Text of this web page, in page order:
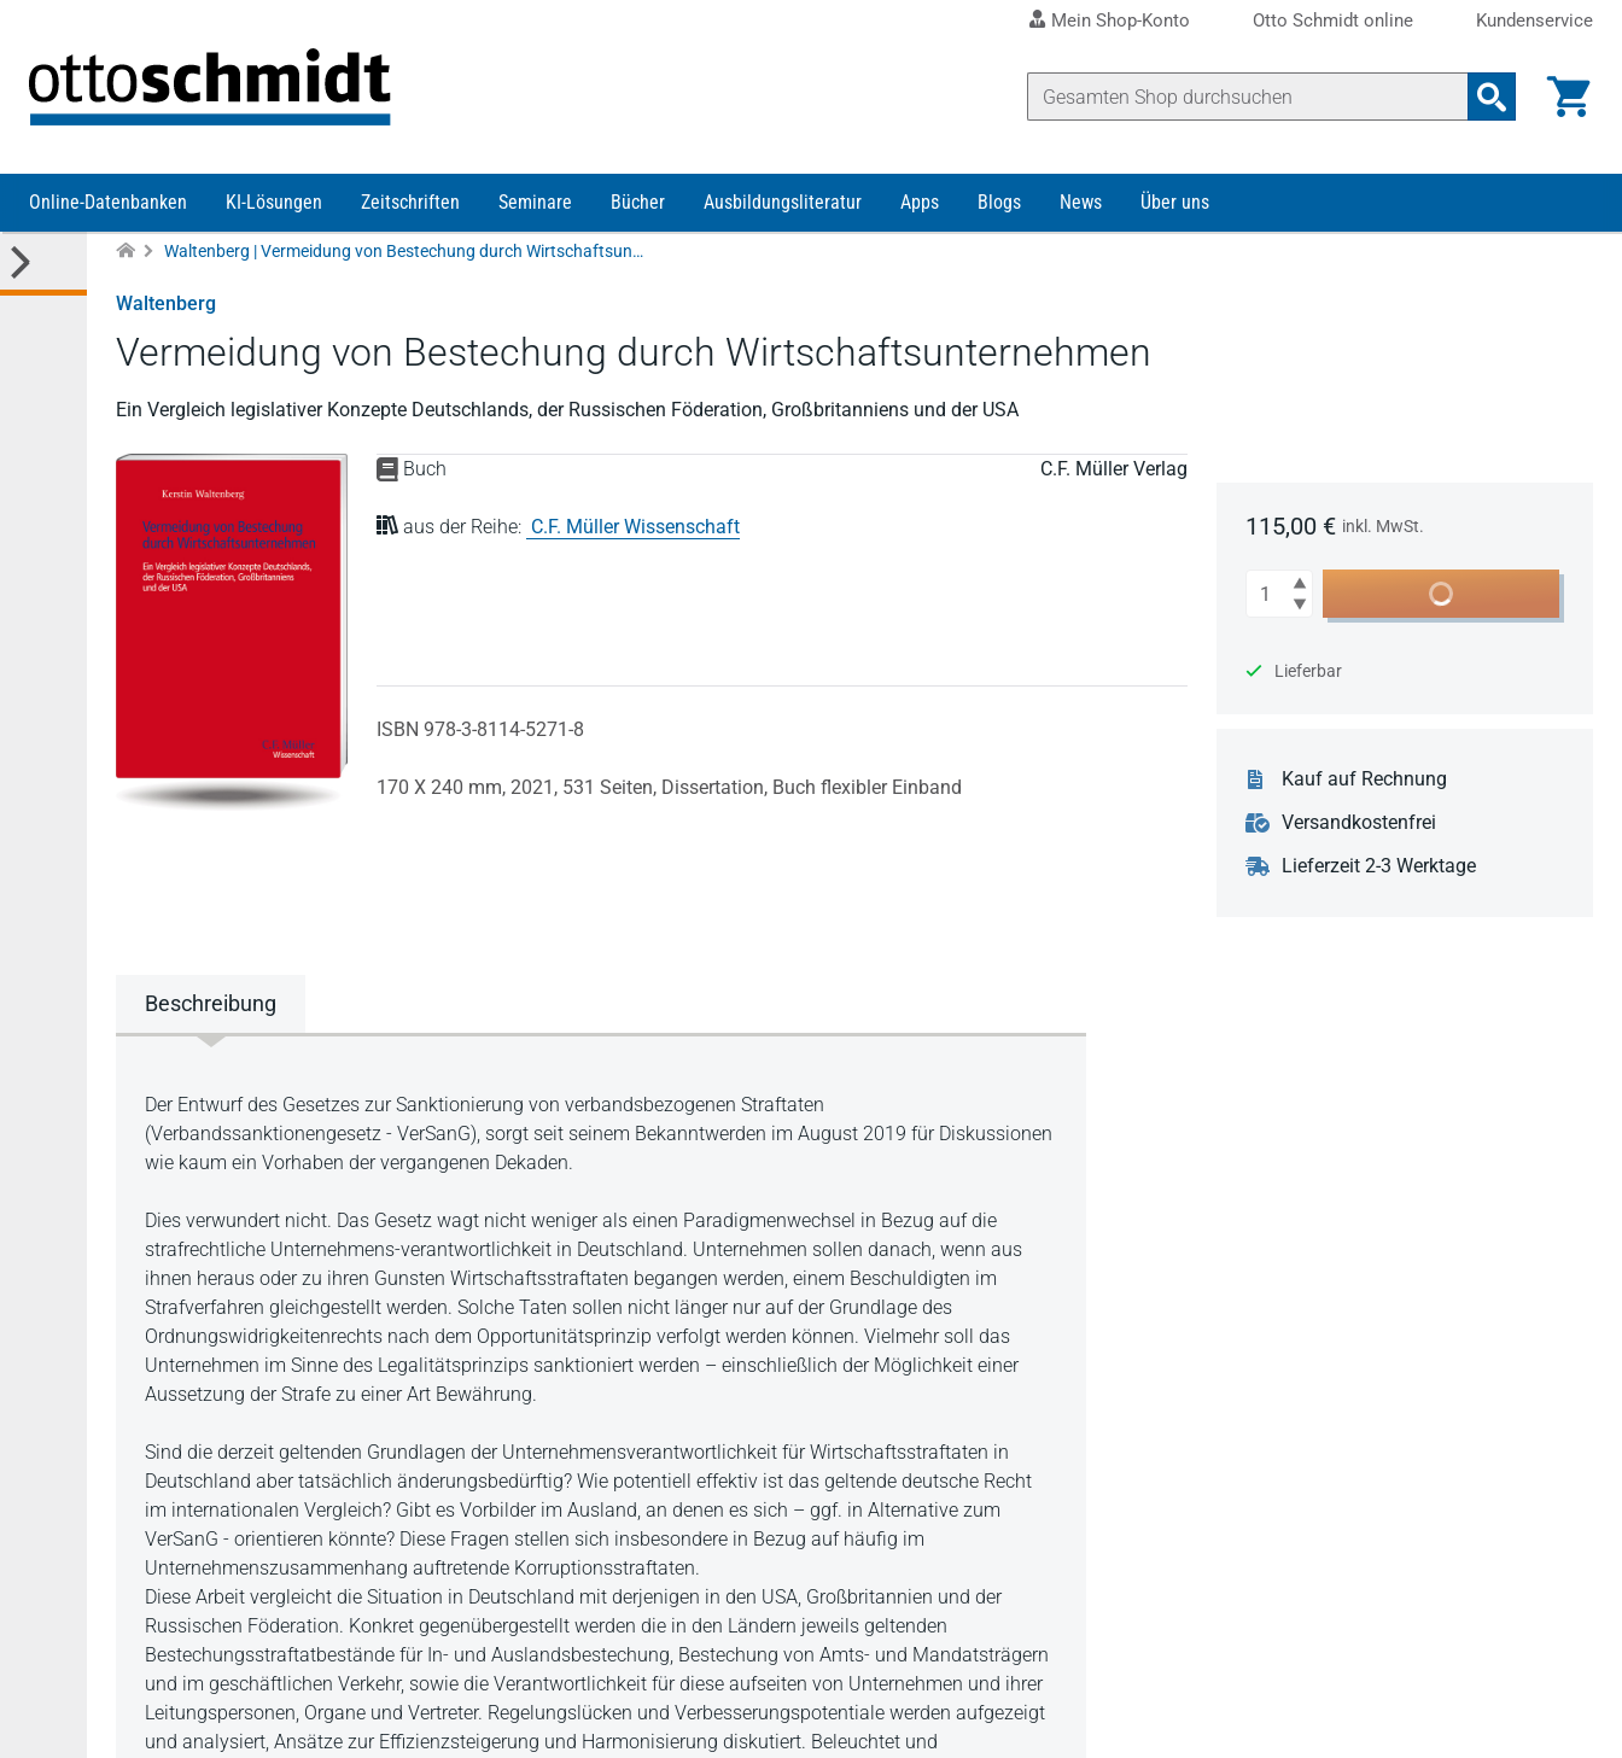
Mein Shop-Konto Otto Schmidt online Kundenservice
Online-Datenbanken KI-Lösungen Zeitschriften Seminare Bücher Ausbildungsliteratur Apps Blogs News Über uns
Waltenberg | Vermeidung von Bestechung durch Wirtschaftsunternehmen
Waltenberg
Vermeidung von Bestechung durch Wirtschaftsunternehmen
Ein Vergleich legislativer Konzepte Deutschlands, der Russischen Föderation, Großbritanniens und der USA
Buch C.F. Müller Verlag
aus der Reihe: C.F. Müller Wissenschaft
ISBN 978-3-8114-5271-8
170 X 240 mm, 2021, 531 Seiten, Dissertation, Buch flexibler Einband
115,00 € inkl. MwSt.
Anzahl In den Warenkorb
Lieferbar
Kauf auf Rechnung
Versandkostenfrei
Lieferzeit 2-3 Werktage
Beschreibung
Beschreibung
Der Entwurf des Gesetzes zur Sanktionierung von verbandsbezogenen Straftaten
(Verbandssanktionengesetz - VerSanG), sorgt seit seinem Bekanntwerden im August 2019 für Diskussionen
wie kaum ein Vorhaben der vergangenen Dekaden.
Dies verwundert nicht. Das Gesetz wagt nicht weniger als einen Paradigmenwechsel in Bezug auf die
strafrechtliche Unternehmens-verantwortlichkeit in Deutschland. Unternehmen sollen danach, wenn aus
ihnen heraus oder zu ihren Gunsten Wirtschaftsstraftaten begangen werden, einem Beschuldigten im
Strafverfahren gleichgestellt werden. Solche Taten sollen nicht länger nur auf der Grundlage des
Ordnungswidrigkeitenrechts nach dem Opportunitätsprinzip verfolgt werden können. Vielmehr soll das
Unternehmen im Sinne des Legalitätsprinzips sanktioniert werden – einschließlich der Möglichkeit einer
Aussetzung der Strafe zu einer Art Bewährung.
Sind die derzeit geltenden Grundlagen der Unternehmensverantwortlichkeit für Wirtschaftsstraftaten in
Deutschland aber tatsächlich änderungsbedürftig? Wie potentiell effektiv ist das geltende deutsche Recht
im internationalen Vergleich? Gibt es Vorbilder im Ausland, an denen es sich – ggf. in Alternative zum
VerSanG - orientieren könnte? Diese Fragen stellen sich insbesondere in Bezug auf häufig im
Unternehmenszusammenhang auftretende Korruptionsstraftaten.
Diese Arbeit vergleicht die Situation in Deutschland mit derjenigen in den USA, Großbritannien und der
Russischen Föderation. Konkret gegenübergestellt werden die in den Ländern jeweils geltenden
Bestechungsstraftatbestände für In- und Auslandsbestechung, Bestechung von Amts- und Mandatsträgern
und im geschäftlichen Verkehr, sowie die Verantwortlichkeit für diese aufseiten von Unternehmen und ihrer
Leitungspersonen, Organe und Vertreter. Regelungslücken und Verbesserungspotentiale werden aufgezeigt
und analysiert, Ansätze zur Effizienzsteigerung und Harmonisierung diskutiert. Beleuchtet und